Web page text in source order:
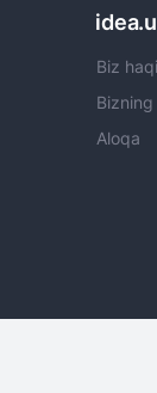
Biz
Aloqa